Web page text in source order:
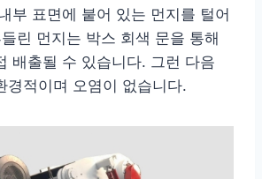
부 표면에 붙어 있는 먼지를 털어
린 먼지는 박스 회색 문을 통해
배출될 수 있습니다. 그런 다음
경적이며 오염이 없습니다.